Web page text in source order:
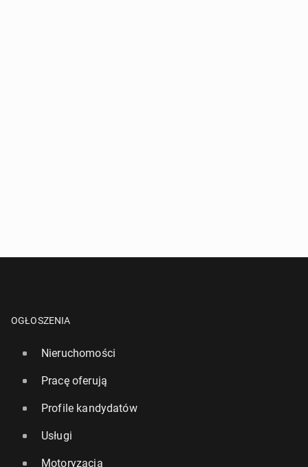
OGŁOSZENIA
Nieruchomości
Pracę oferują
Profile kandydatów
Usługi
Motoryzacja